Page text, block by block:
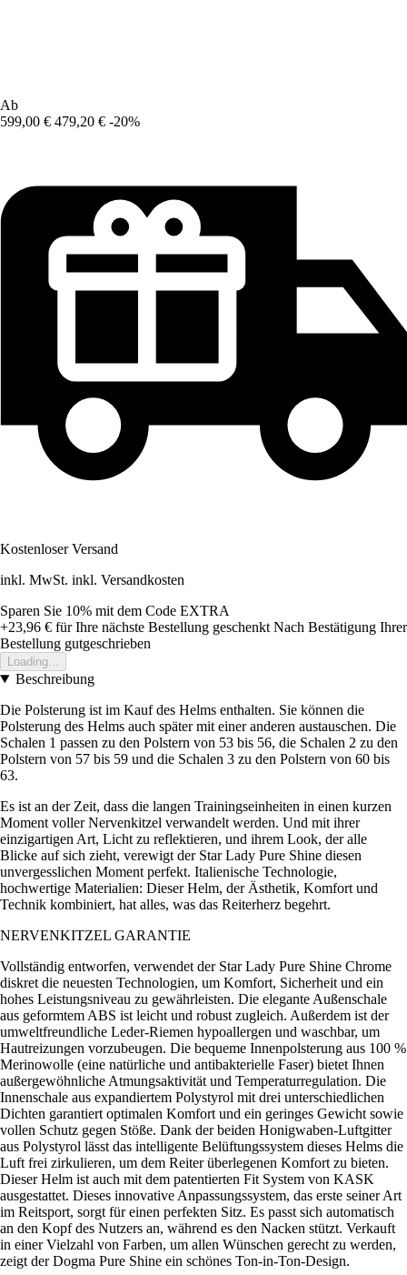
Ab
599,00 € 479,20 € -20%
Kostenloser Versand
inkl. MwSt. inkl. Versandkosten
Sparen Sie 10% mit dem Code EXTRA
+23,96 € für Ihre nächste Bestellung geschenkt Nach Bestätigung Ihrer
Bestellung gutgeschrieben
Loading...
Beschreibung
Die Polsterung ist im Kauf des Helms enthalten. Sie können die
Polsterung des Helms auch später mit einer anderen austauschen. Die
Schalen 1 passen zu den Polstern von 53 bis 56, die Schalen 2 zu den
Polstern von 57 bis 59 und die Schalen 3 zu den Polstern von 60 bis
63.
Es ist an der Zeit, dass die langen Trainingseinheiten in einen kurzen
Moment voller Nervenkitzel verwandelt werden. Und mit ihrer
einzigartigen Art, Licht zu reflektieren, und ihrem Look, der alle
Blicke auf sich zieht, verewigt der Star Lady Pure Shine diesen
unvergesslichen Moment perfekt. Italienische Technologie,
hochwertige Materialien: Dieser Helm, der Ästhetik, Komfort und
Technik kombiniert, hat alles, was das Reiterherz begehrt.
NERVENKITZEL GARANTIE
Vollständig entworfen, verwendet der Star Lady Pure Shine Chrome
diskret die neuesten Technologien, um Komfort, Sicherheit und ein
hohes Leistungsniveau zu gewährleisten. Die elegante Außenschale
aus geformtem ABS ist leicht und robust zugleich. Außerdem ist der
umweltfreundliche Leder-Riemen hypoallergen und waschbar, um
Hautreizungen vorzubeugen. Die bequeme Innenpolsterung aus 100 %
Merinowolle (eine natürliche und antibakterielle Faser) bietet Ihnen
außergewöhnliche Atmungsaktivität und Temperaturregulation. Die
Innenschale aus expandiertem Polystyrol mit drei unterschiedlichen
Dichten garantiert optimalen Komfort und ein geringes Gewicht sowie
vollen Schutz gegen Stöße. Dank der beiden Honigwaben-Luftgitter
aus Polystyrol lässt das intelligente Belüftungssystem dieses Helms die
Luft frei zirkulieren, um dem Reiter überlegenen Komfort zu bieten.
Dieser Helm ist auch mit dem patentierten Fit System von KASK
ausgestattet. Dieses innovative Anpassungssystem, das erste seiner Art
im Reitsport, sorgt für einen perfekten Sitz. Es passt sich automatisch
an den Kopf des Nutzers an, während es den Nacken stützt. Verkauft
in einer Vielzahl von Farben, um allen Wünschen gerecht zu werden,
zeigt der Dogma Pure Shine ein schönes Ton-in-Ton-Design.